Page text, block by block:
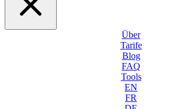
Über
Tarife
Blog
FAQ
Tools
EN
FR